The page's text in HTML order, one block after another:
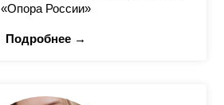
«Опора России»
Подробнее →